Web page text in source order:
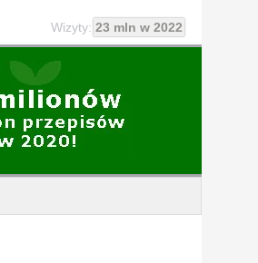
Wizyty: 23 mln w 2022